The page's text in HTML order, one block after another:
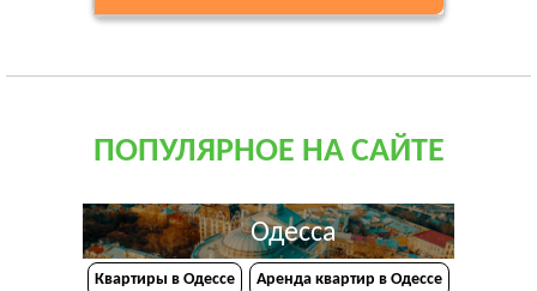
ПОПУЛЯРНОЕ НА САЙТЕ
Одесса
Квартиры в Одессе Аренда квартир в Одессе